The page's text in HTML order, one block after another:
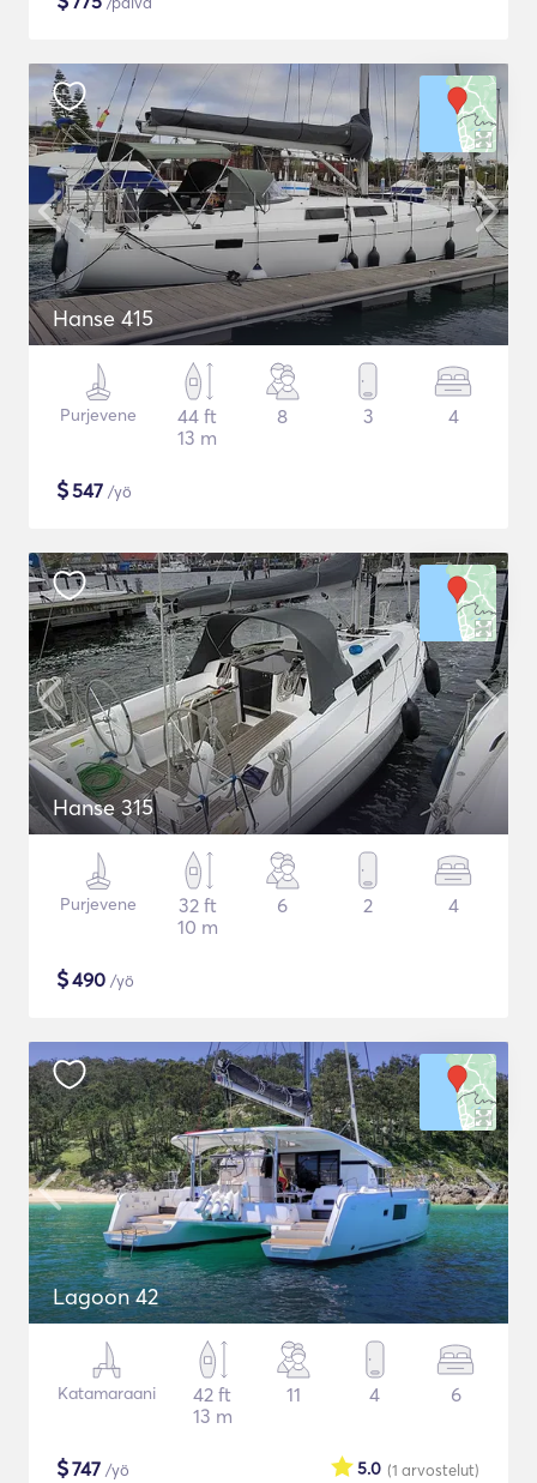
Hanse 415
Purjevene
44 ft
13 m
8 3 4
$547 /yö
Hanse 315
Purjevene
32 ft
10 m
6 2 4
$490 /yö
Lagoon 42
Katamaraani
42 ft
13 m
11 4 6
$747 /yö (1 arvostelut)
5.0